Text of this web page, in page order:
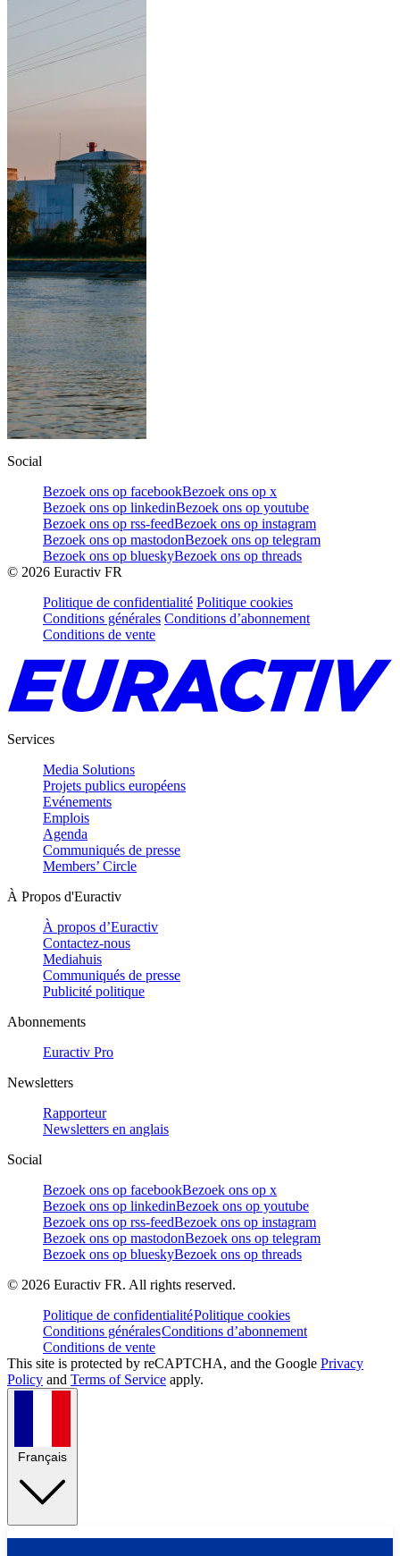
Social
Bezoek ons op facebookBezoek ons op x
Bezoek ons op linkedinBezoek ons op youtube
Bezoek ons op rss-feedBezoek ons op instagram
Bezoek ons op mastodonBezoek ons op telegram
Bezoek ons op blueskyBezoek ons op threads
© 2026 Euractiv FR
Politique de confidentialité Politique cookies
Conditions générales Conditions d’abonnement
Conditions de vente
Services
Media Solutions
Projets publics européens
Evénements
Emplois
Agenda
Communiqués de presse
Members’ Circle
À Propos d'Euractiv
À propos d’Euractiv
Contactez-nous
Mediahuis
Communiqués de presse
Publicité politique
Abonnements
Euractiv Pro
Newsletters
Rapporteur
Newsletters en anglais
Social
Bezoek ons op facebookBezoek ons op x
Bezoek ons op linkedinBezoek ons op youtube
Bezoek ons op rss-feedBezoek ons op instagram
Bezoek ons op mastodonBezoek ons op telegram
Bezoek ons op blueskyBezoek ons op threads
© 2026 Euractiv FR. All rights reserved.
Politique de confidentialitéPolitique cookies
Conditions généralesConditions d’abonnement
Conditions de vente
This site is protected by reCAPTCHA, and the Google Privacy
Policy and Terms of Service apply.
Français